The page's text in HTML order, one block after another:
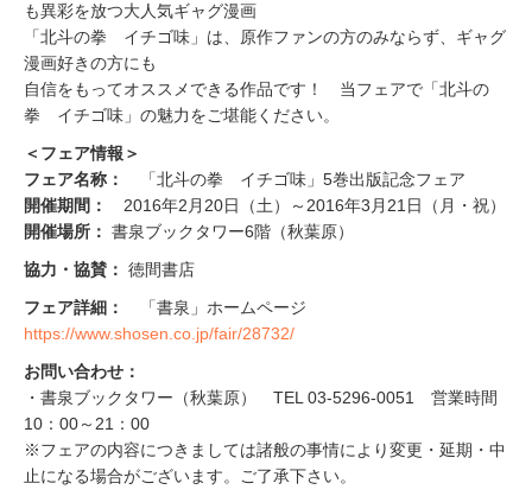
も異彩を放つ大人気ギャグ漫画
「北斗の拳 イチゴ味」は、原作ファンの方のみならず、ギャグ
漫画好きの方にも
自信をもってオススメできる作品です！ 当フェアで「北斗の
拳 イチゴ味」の魅力をご堪能ください。
＜フェア情報＞
フェア名称：
「北斗の拳 イチゴ味」5巻出版記念フェア
開催期間：
2016年2月20日（土）～2016年3月21日（月・祝）
開催場所： 書泉ブックタワー6階（秋葉原）
協力・協賛： 徳間書店
フェア詳細：
「書泉」ホームページ
https://www.shosen.co.jp/fair/28732/
お問い合わせ：
・書泉ブックタワー（秋葉原） TEL 03-5296-0051 営業時間
10：00～21：00
※フェアの内容につきましては諸般の事情により変更・延期・中
止になる場合がございます。ご了承下さい。